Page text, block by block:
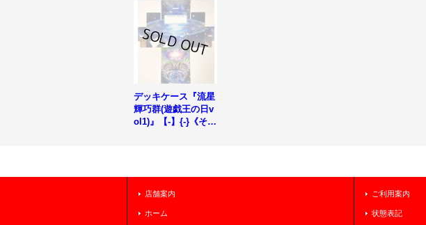
デッキケース『流星
輝巧群(遊戯王の日v
ol1)』【-】{-}《その
店舗案内
ホーム
ご利用案内
状態表記